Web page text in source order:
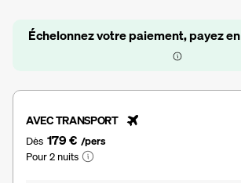
Échelonnez votre paiement, payez en
AVEC TRANSPORT
Dès 179 € /pers
Pour 2 nuits